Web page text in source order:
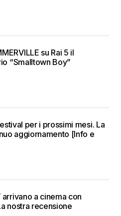
su Rai 5 il
“Smalltown Boy”
per i prossimi mesi. La
aggiornamento [Info e
arrivano a cinema con
nostra recensione